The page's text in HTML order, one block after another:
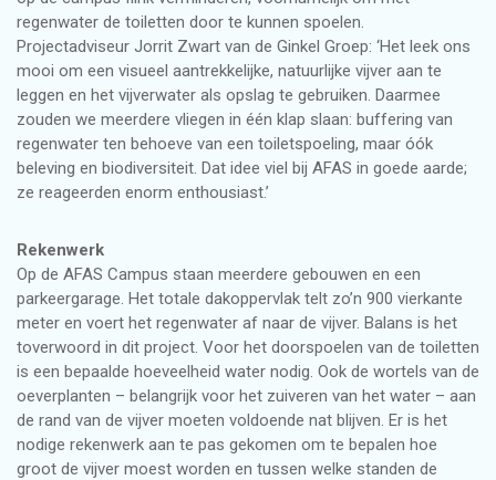
regenwater de toiletten door te kunnen spoelen.
Projectadviseur Jorrit Zwart van de Ginkel Groep: ‘Het leek ons
mooi om een visueel aantrekkelijke, natuurlijke vijver aan te
leggen en het vijverwater als opslag te gebruiken. Daarmee
zouden we meerdere vliegen in één klap slaan: buffering van
regenwater ten behoeve van een toiletspoeling, maar óók
beleving en biodiversiteit. Dat idee viel bij AFAS in goede aarde;
ze reageerden enorm enthousiast.’
Rekenwerk
Op de AFAS Campus staan meerdere gebouwen en een
parkeergarage. Het totale dakoppervlak telt zo’n 900 vierkante
meter en voert het regenwater af naar de vijver. Balans is het
toverwoord in dit project. Voor het doorspoelen van de toiletten
is een bepaalde hoeveelheid water nodig. Ook de wortels van de
oeverplanten – belangrijk voor het zuiveren van het water – aan
de rand van de vijver moeten voldoende nat blijven. Er is het
nodige rekenwerk aan te pas gekomen om te bepalen hoe
groot de vijver moest worden en tussen welke standen de